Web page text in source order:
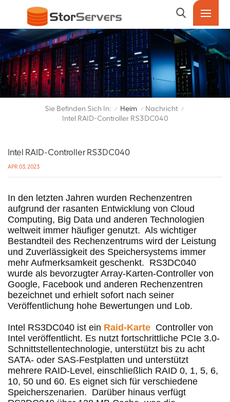
Sie Befinden Sich In: / Heim / Nachricht /
Intel RAID-Controller RS3DC040
Intel RAID-Controller RS3DC040
APR 03, 2023
In den letzten Jahren wurden Rechenzentren
aufgrund der rasanten Entwicklung von Cloud
Computing, Big Data und anderen Technologien
weltweit immer häufiger genutzt.
  Als wichtiger
Bestandteil des Rechenzentrums wird der Leistung
und Zuverlässigkeit des Speichersystems immer
mehr Aufmerksamkeit geschenkt.
  RS3DC040
wurde als bevorzugter Array-Karten-Controller von
Google, Facebook und anderen Rechenzentren
bezeichnet und erhielt sofort nach seiner
Veröffentlichung hohe Bewertungen und Lob.
Intel RS3DC040 ist ein Raid-Karte
  Controller von
Intel veröffentlicht. Es nutzt fortschrittliche PCIe 3.0-
Schnittstellentechnologie, unterstützt bis zu acht
SATA- oder SAS-Festplatten und unterstützt
mehrere RAID-Level, einschließlich RAID 0, 1, 5, 6,
10, 50 und 60. Es eignet sich für verschiedene
Speicherszenarien.
  Darüber hinaus verfügt